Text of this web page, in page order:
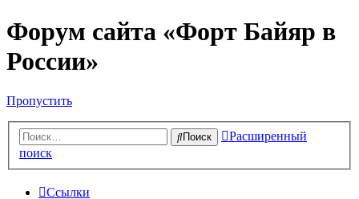
Форум сайта «Форт Байяр в
России»
Пропустить
Поиск
Расширенный
поиск
Ссылки